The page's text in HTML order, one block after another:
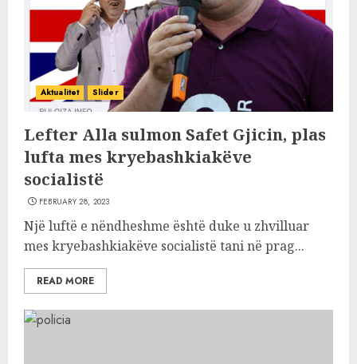
Aktualitet Slider
Lefter Alla sulmon Safet Gjicin, plas
lufta mes kryebashkiakëve
socialistë
FEBRUARY 28, 2023
Një luftë e nëndheshme është duke u zhvilluar
mes kryebashkiakëve socialistë tani në prag...
READ MORE